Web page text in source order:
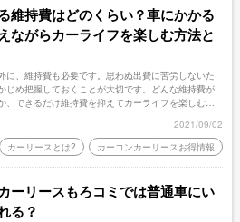
維持費はどのくらい？車にかかる
ながらカーライフを楽しむ方法と
に、維持費も必要です。思わぬ出費に苦労しないた
じめ把握しておくことが大切です。どんな維持費が
、できるだけ維持費を抑えてカーライフを楽しむに
2021/09/02
カーリースとは?
カーコンカーリースお得情報
ーリースもろコミでは普通車にい
る？